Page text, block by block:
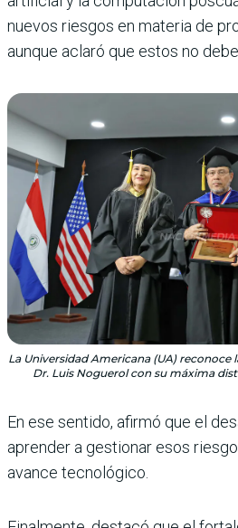
nuevos riesgos en materia de
aunque aclaró que estos no
La Universidad Americana (UA)
Dr. Luis Noguerol con su máxima
En ese sentido, afirmó que el
aprender a gestionar esos
avance tecnológico.